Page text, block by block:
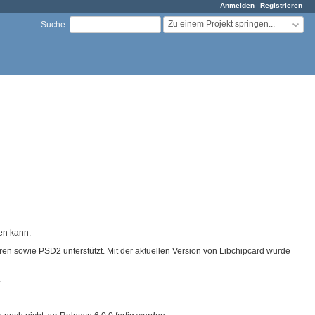
Anmelden Registrieren
Suche: Zu einem Projekt springen...
kann.
sowie PSD2 unterstützt. Mit der aktuellen Version von Libchipcard wurde